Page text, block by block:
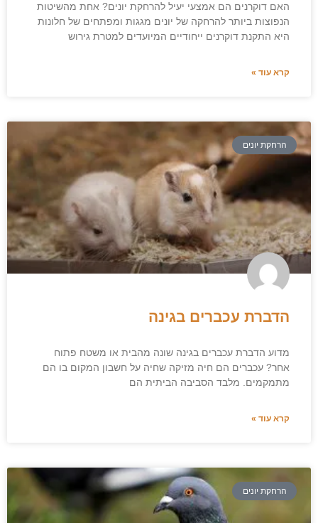
האם דוקרנים הם אמצעי יעיל להרחקת יונים? אחת מהשיטות
הנפוצות ביותר להרחקה של יונים מגגות ומפתחים של חלונות
היא התקנת דוקרנים ייחודיים המיועדים למטרת גירוש
קרא עוד »
הרחקת יונים
הדברת עכברים בגינה
מדוע הדברת עכברים בגינה שונה מהבית או משטח פתוח
אחר? עכברים הם חיה מזיקה שחיה על חשבון המקום בו הם
מתמקמים. מלבד הסביבה הביתית הם
קרא עוד »
הרחקת יונים